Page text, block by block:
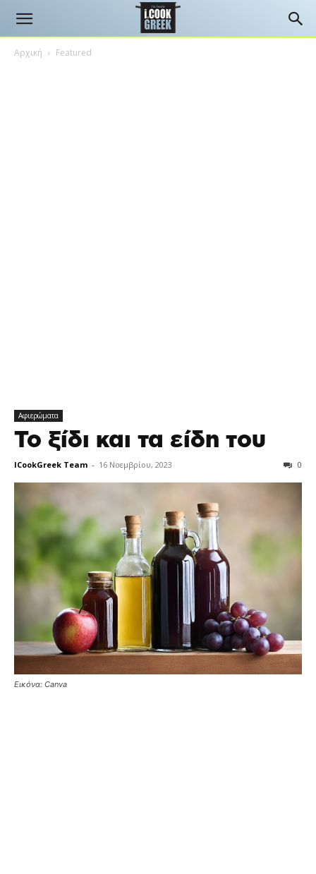
Αρχική Featured
Αφιερώματα
Το ξίδι και τα είδη του
ICookGreek Team - 16 Νοεμβρίου, 2023 0
Εικόνα: Canva